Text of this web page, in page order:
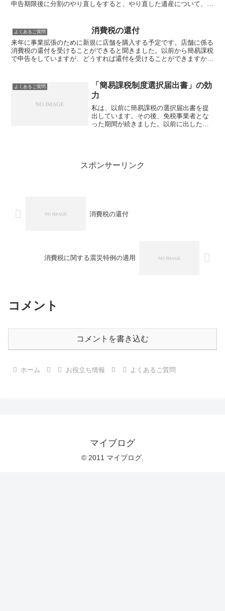
申告期限後に分割のやり直しをすると、やり直した遺産について、相
よくあるご質問 消費税の還付
来年に事業拡張のために新規に店舗を購入する予定です。店舗に係る
消費税の還付を受けることができると聞きました。以前から簡易課税
で申告をしていますが、どうすれば還付を受けることができますか？
よくあるご質問
「簡易課税制度選択届出書」の効
力
私は、以前に簡易課税の選択届出書を提
出しています。その後、免税事業者とな
った期間が続きました。以前に出した簡
スポンサーリンク
消費税の還付
消費税に関する震災特例の適用
コメント
コメントを書き込む
ホーム お役立ち情報 よくあるご質問
マイブログ
© 2011 マイブログ.